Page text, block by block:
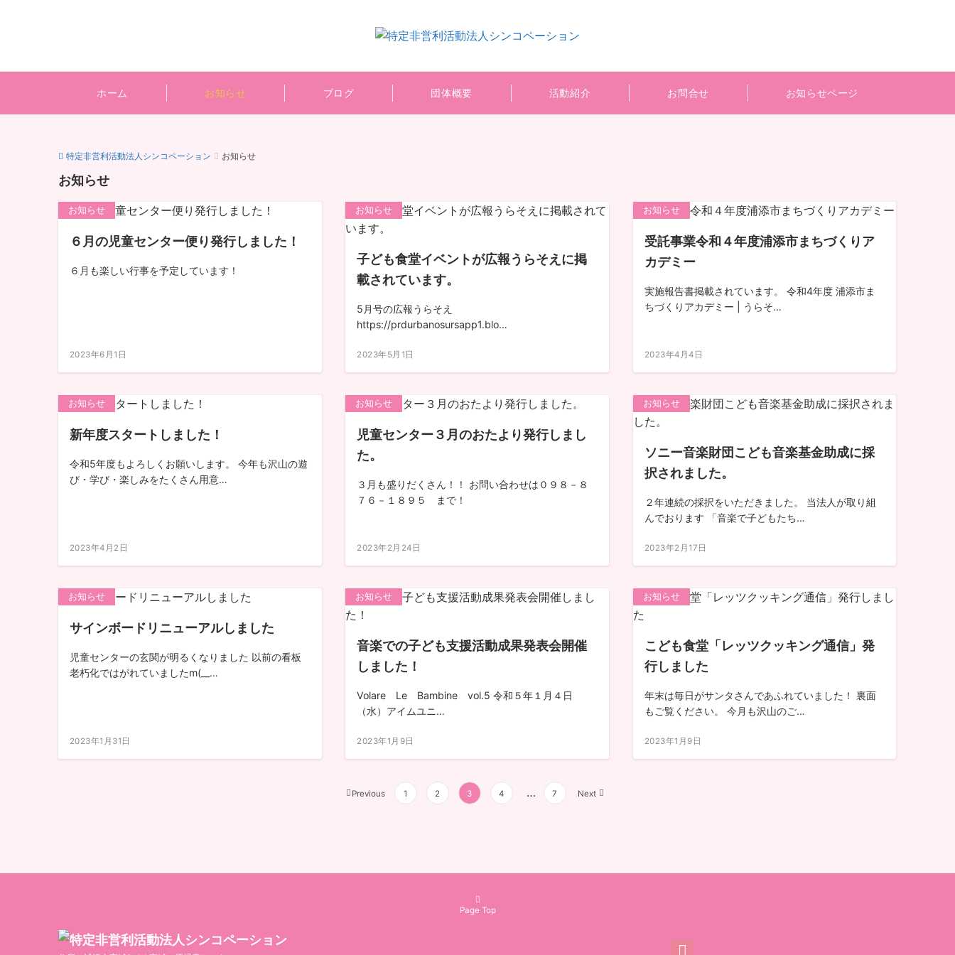
ホーム お知らせ ブログ 団体概要 活動紹介 お問合せ お知らせページ
特定非営利活動法人シンコペーション お知らせ
お知らせ
お知らせ
６月の児童センター便り発行しました！
６月も楽しい行事を予定しています！
2023年6月1日
お知らせ
子ども食堂イベントが広報うらそえに掲
載されています。
5月号の広報うらそえ
https://prdurbanosursapp1.blo…
2023年5月1日
お知らせ
受託事業令和４年度浦添市まちづくりア
カデミー
実施報告書掲載されています。 令和4年度 浦添市ま
ちづくりアカデミー | うらそ…
2023年4月4日
お知らせ
新年度スタートしました！
令和5年度もよろしくお願いします。 今年も沢山の遊
び・学び・楽しみをたくさん用意…
2023年4月2日
お知らせ
児童センター３月のおたより発行しまし
た。
３月も盛りだくさん！！ お問い合わせは０９８－８
７６－１８９５ まで！
2023年2月24日
お知らせ
ソニー音楽財団こども音楽基金助成に採
択されました。
２年連続の採択をいただきました。 当法人が取り組
んでおります 「音楽で子どもたち…
2023年2月17日
お知らせ
サインボードリニューアルしました
児童センターの玄関が明るくなりました 以前の看板
老朽化ではがれていましたm(__…
2023年1月31日
お知らせ
音楽での子ども支援活動成果発表会開催
しました！
Volare Le Bambine vol.5 令和５年１月４日
（水）アイムユニ…
2023年1月9日
お知らせ
こども食堂「レッツクッキング通信」発
行しました
年末は毎日がサンタさんであふれていました！ 裏面
もご覧ください。 今月も沢山のご…
2023年1月9日
送
Previous 1 2 3 4 … 7 Next
Page Top